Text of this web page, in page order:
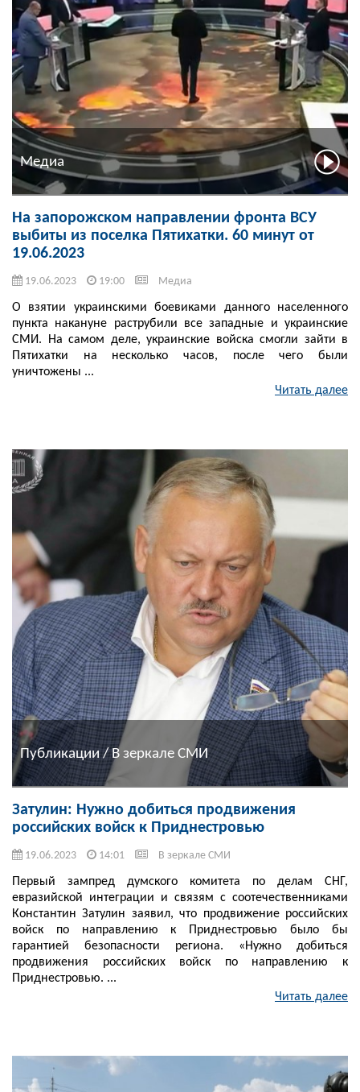
Медиа
На запорожском направлении фронта ВСУ
выбиты из поселка Пятихатки. 60 минут от
19.06.2023
19.06.2023 19:00 Медиа
О взятии украинскими боевиками данного населенного
пункта накануне раструбили все западные и украинские
СМИ. На самом деле, украинские войска смогли зайти в
Пятихатки на несколько часов, после чего были
уничтожены ...
Читать далее
Публикации / В зеркале СМИ
Затулин: Нужно добиться продвижения
российских войск к Приднестровью
19.06.2023 14:01 В зеркале СМИ
Первый зампред думского комитета по делам СНГ,
евразийской интеграции и связям с соотечественниками
Константин Затулин заявил, что продвижение российских
войск по направлению к Приднестровью было бы
гарантией безопасности региона. «Нужно добиться
продвижения российских войск по направлению к
Приднестровью. ...
Читать далее